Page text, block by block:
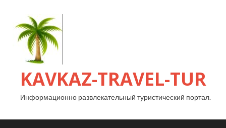
KAVKAZ-TRAVEL-TUR
Информационно развлекательный туристический портал.